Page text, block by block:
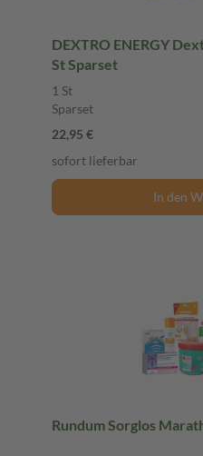
DEXTRO ENERGY
St Sparset
1 St
Sparset
22,95 €
sofort lieferbar
In den
Rundum Sorglos